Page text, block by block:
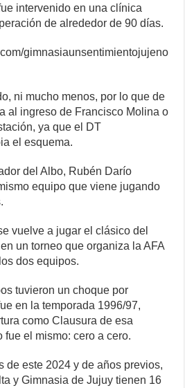
intervenido en una clínica
de alrededor de 90 días.
gimnasiaunsentimientojujeno
ni mucho menos, por lo que de
al ingreso de Francisco Molina o
ya que el DT
el esquema.
del Albo, Rubén Darío
equipo que viene jugando
vuelve a jugar el clásico del
un torneo que organiza la AFA
dos equipos.
tuvieron un choque por
en la temporada 1996/97,
como Clausura de esa
fue el mismo: cero a cero.
de este 2024 y de años previos,
y Gimnasia de Jujuy tienen 16